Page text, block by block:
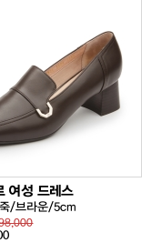
여성 드레스
/브라운/5cm